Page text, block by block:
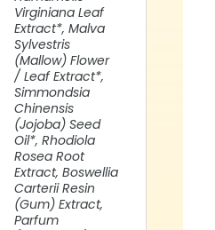
Virginiana Leaf
Extract*, Malva
Sylvestris
(Mallow) Flower
/ Leaf Extract*,
Simmondsia
Chinensis
(Jojoba) Seed
Oil*, Rhodiola
Rosea Root
Extract, Boswellia
Carterii Resin
(Gum) Extract,
Parfum